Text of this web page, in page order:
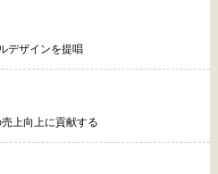
デザインを提唱
上向上に貢献する